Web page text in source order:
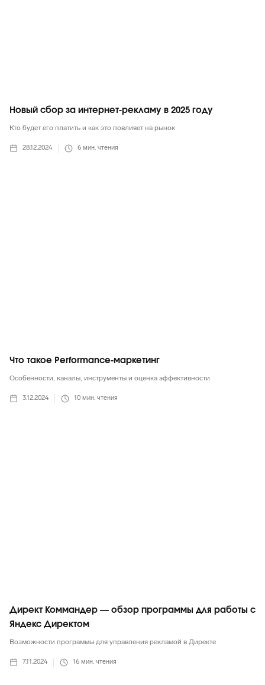
Новый сбор за интернет-рекламу в 2025 году
Кто будет его платить и как это повлияет на рынок
28.12.2024 6 мин. чтения
Что такое Performance-маркетинг
Особенности, каналы, инструменты и оценка эффективности
3.12.2024 10 мин. чтения
Директ Коммандер — обзор программы для работы с
Яндекс Директом
Возможности программы для управления рекламой в Директе
7.11.2024 16 мин. чтения